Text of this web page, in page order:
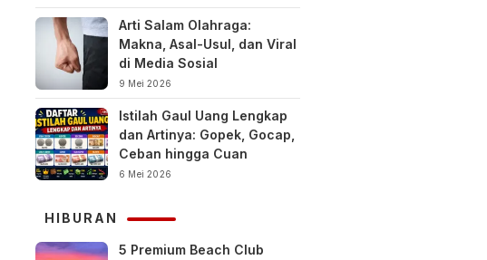
Arti Salam Olahraga:
Makna, Asal-Usul, dan Viral
di Media Sosial
9 Mei 2026
Istilah Gaul Uang Lengkap
dan Artinya: Gopek, Gocap,
Ceban hingga Cuan
6 Mei 2026
HIBURAN
5 Premium Beach Club